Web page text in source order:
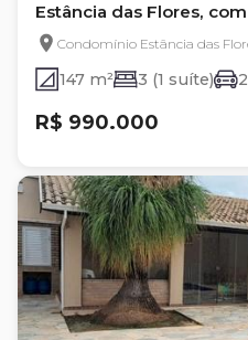
Estância das Flores,
Condomínio Estância das
147 m² 3 (1 suíte) 2
R$ 990.000